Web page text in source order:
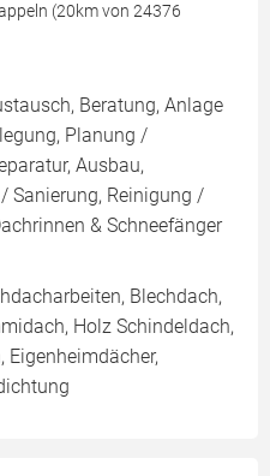
(20km von 24376
Beratung, Anlage
Planung /
Ausbau,
Sanierung, Reinigung /
& Schneefänger
Blechdach,
Holz Schindeldach,
Eigenheimdächer,